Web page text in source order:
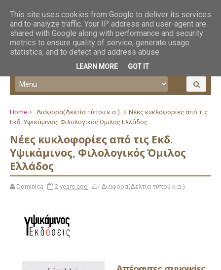
Home Διάφορα(Δελτία τύπου κ.α.)
Νέες κυκλοφορίες από τις
Εκδ. Υψικάμινος, Φιλολογικός Όμιλος Ελλάδος
Νέες κυκλοφορίες από τις Εκδ.
Υψικάμινος, Φιλολογικός Όμιλος
Ελλάδος
Dominica 2 years ago Διάφορα(Δελτία τύπου κ.α.)
This site uses cookies from Google to deliver its services
and to analyze traffic. Your IP address and user-agent are
shared with Google along with performance and security
metrics to ensure quality of service, generate usage
statistics, and to detect and address abuse.
LEARN MORE GOT IT